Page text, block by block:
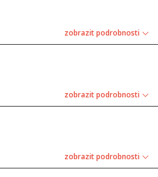
zobrazit podrobnosti
zobrazit podrobnosti
zobrazit podrobnosti